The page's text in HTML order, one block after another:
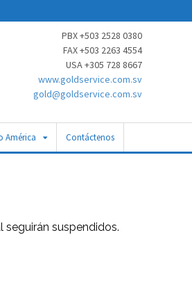
PBX +503 2528 0380
FAX +503 2263 4554
USA +305 728 8667
www.goldservice.com.sv
gold@goldservice.com.sv
América Contáctenos
suspendidos.